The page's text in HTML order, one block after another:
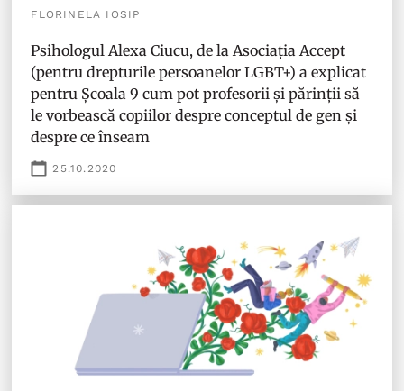
FLORINELA IOSIP
Psihologul Alexa Ciucu, de la Asociația Accept
(pentru drepturile persoanelor LGBT+) a explicat
pentru Școala 9 cum pot profesorii și părinții să
le vorbească copiilor despre conceptul de gen și
despre ce înseam
25.10.2020